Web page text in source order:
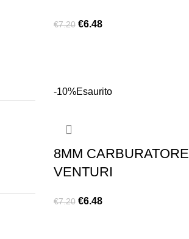
€7.20 €6.48
-10%Esaurito
8MM CARBURATORE
VENTURI
€7.20 €6.48